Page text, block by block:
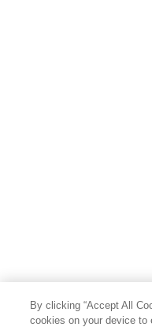
By clicking “Accept All
cookies on your device to